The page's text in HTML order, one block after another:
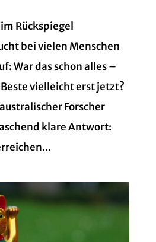
Rückspiegel
bei vielen Menschen
War das schon alles –
vielleicht erst jetzt?
Forscher
klare Antwort: